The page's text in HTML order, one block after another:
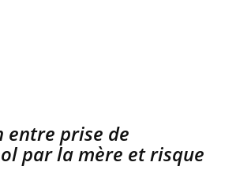
entre prise de
par la mère et risque